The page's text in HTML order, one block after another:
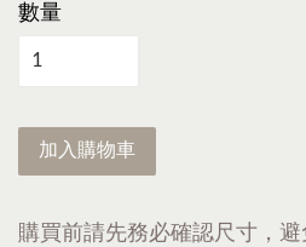
數量
加入購物車
購買前請先務必確認尺寸，